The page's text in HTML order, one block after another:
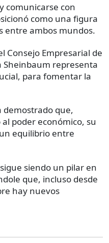
comunicarse con
como una figura
entre ambos mundos.
Consejo Empresarial de
Sheinbaum representa
para fomentar la
demostrado que,
poder económico, su
equilibrio entre
siendo un pilar en
que, incluso desde
hay nuevos